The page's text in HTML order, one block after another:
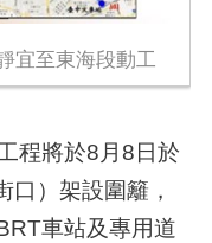
宜至東海段動工
程將於8月8日於
）架設圍籬，
車站及專用道